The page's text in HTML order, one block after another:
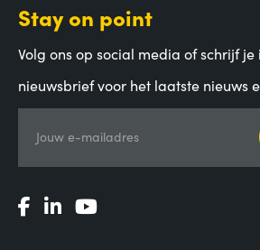
Stay on point
Volg ons op social media of schrijf je
nieuwsbrief voor het laatste nieuws
Jouw e-mailadres